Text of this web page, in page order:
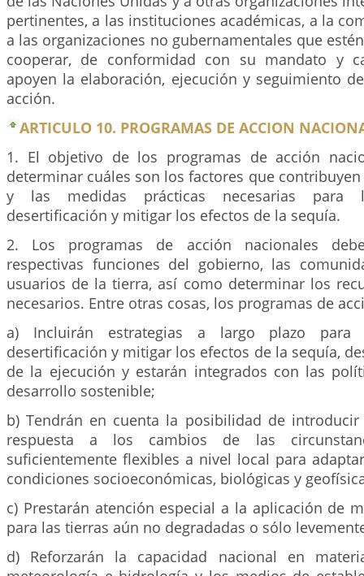
pertinentes, a las instituciones académicas, a la
a las organizaciones no gubernamentales que
cooperar, de conformidad con su mandato y
apoyen la elaboración, ejecución y seguimiento
acción.
ARTICULO 10. PROGRAMAS DE ACCION
1. El objetivo de los programas de acción
determinar cuáles son los factores que
y las medidas prácticas necesarias para
desertificación y mitigar los efectos de la sequía.
2. Los programas de acción nacionales
respectivas funciones del gobierno, las
usuarios de la tierra, así como determinar los
necesarios. Entre otras cosas, los programas de
a) Incluirán estrategias a largo plazo
desertificación y mitigar los efectos de la sequía,
de la ejecución y estarán integrados con las
desarrollo sostenible;
b) Tendrán en cuenta la posibilidad de
respuesta a los cambios de las
suficientemente flexibles a nivel local para
condiciones socioeconómicas, biológicas y
c) Prestarán atención especial a la aplicación de
para las tierras aún no degradadas o sólo
d) Reforzarán la capacidad nacional en